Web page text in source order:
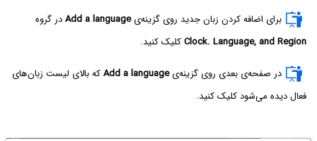
برای اضافه کردن زبان جدید روی گزینه‌یAdd a languageدر گروه
Clock. Language, and Regionکلیک کنید.
در صفحه‌ی بعدی روی گزینه‌یAdd a languageکه بالای لیست زبان‌های
فعال دیده می‌شود کلیک کنید.